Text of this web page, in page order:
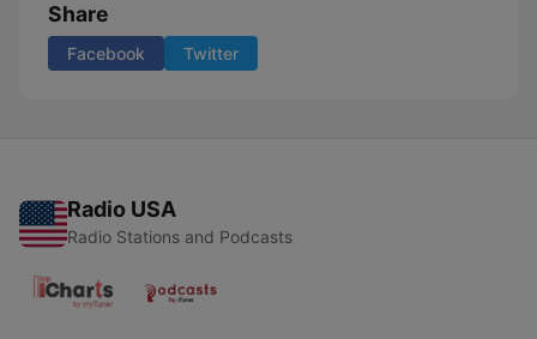
Share
Facebook Twitter
Radio USA
Radio Stations and Podcasts